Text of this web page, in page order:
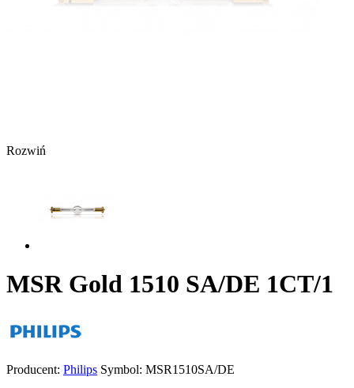
Rozwiń
MSR Gold 1510 SA/DE 1CT/1
Producent: Philips Symbol: MSR1510SA/DE